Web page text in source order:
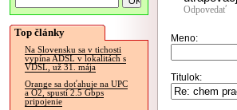
Top články
Na Slovensku sa v tichosti
vypína ADSL v lokalitách s
VDSL, už 31. mája
Orange sa doťahuje na UPC
a O2, spustí 2.5 Gbps
pripojenie
Odpovedať
Meno:
Titulok: